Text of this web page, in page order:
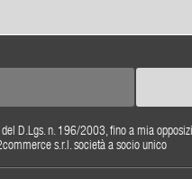
D.Lgs. n. 196/2003, fino a mia
s.r.l. società a socio unico